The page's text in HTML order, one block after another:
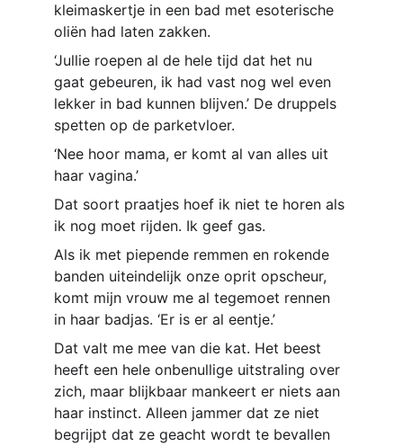
kleimaskertje in een bad met esoterische
oliën had laten zakken.
‘Jullie roepen al de hele tijd dat het nu
gaat gebeuren, ik had vast nog wel even
lekker in bad kunnen blijven.’ De druppels
spetten op de parketvloer.
‘Nee hoor mama, er komt al van alles uit
haar vagina.’
Dat soort praatjes hoef ik niet te horen als
ik nog moet rijden. Ik geef gas.
Als ik met piepende remmen en rokende
banden uiteindelijk onze oprit opscheur,
komt mijn vrouw me al tegemoet rennen
in haar badjas. ‘Er is er al eentje.’
Dat valt me mee van die kat. Het beest
heeft een hele onbenullige uitstraling over
zich, maar blijkbaar mankeert er niets aan
haar instinct. Alleen jammer dat ze niet
begrijpt dat ze geacht wordt te bevallen